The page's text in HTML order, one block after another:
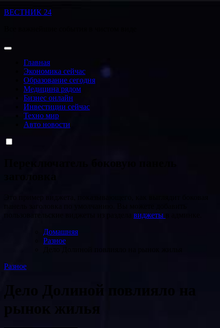
Перейти
ВЕСТНИК 24
Главная
Экономика сейчас
Образование сегодня
Медицина рядом
Бизнес онлайн
Инвестиции сейчас
Техно мир
Авто новости
Переключатель боковую панель
виджеты
Домашняя
Разное
Разное
Дело Долиной повлияло на